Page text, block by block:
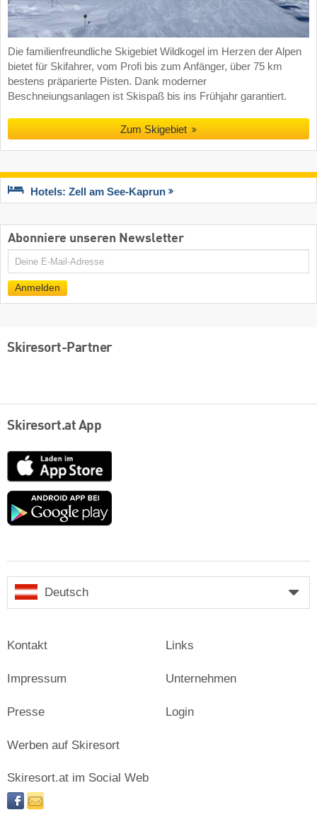
Die familienfreundliche Skigebiet Wildkogel im Herzen der Alpen
bietet für Skifahrer, vom Profi bis zum Anfänger, über 75 km
bestens präparierte Pisten. Dank moderner
Beschneiungsanlagen ist Skispaß bis ins Frühjahr garantiert.
Zum Skigebiet
Hotels: Zell am See-Kaprun
Abonniere unseren Newsletter
E-
Anmelden
Skiresort-Partner
Skiresort.at App
App
Store
Google
Deutsch
Kontakt
Impressum
Presse
Links
Unternehmen
Login
Werben auf Skiresort
Skiresort.at im Social Web
facebooknewsletter